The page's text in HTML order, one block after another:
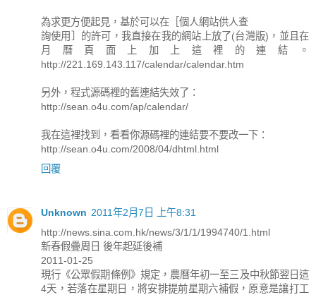
為求更方便起見，基於可以在［個人網站供人查
詢使用］的許可，我直接在我的網站上放了(台灣版)，並且在
月曆頁面上加上這裡的連結。
http://221.169.143.117/calendar/calendar.htm
另外，程式源碼裡的舊連結失效了：
http://sean.o4u.com/ap/calendar/
我在這裡找到，看看你源碼裡的連結要不要改一下：
http://sean.o4u.com/2008/04/dhtml.html
回覆
Unknown 2011年2月7日 上午8:31
http://news.sina.com.hk/news/3/1/1/1994740/1.html
新春假疊周日 後年起延後補
2011-01-25
現行《公眾假期條例》規定，農曆年初一至三及中秋節翌日這
4天，若落在星期日，將安排提前星期六補假，原意是讓打工